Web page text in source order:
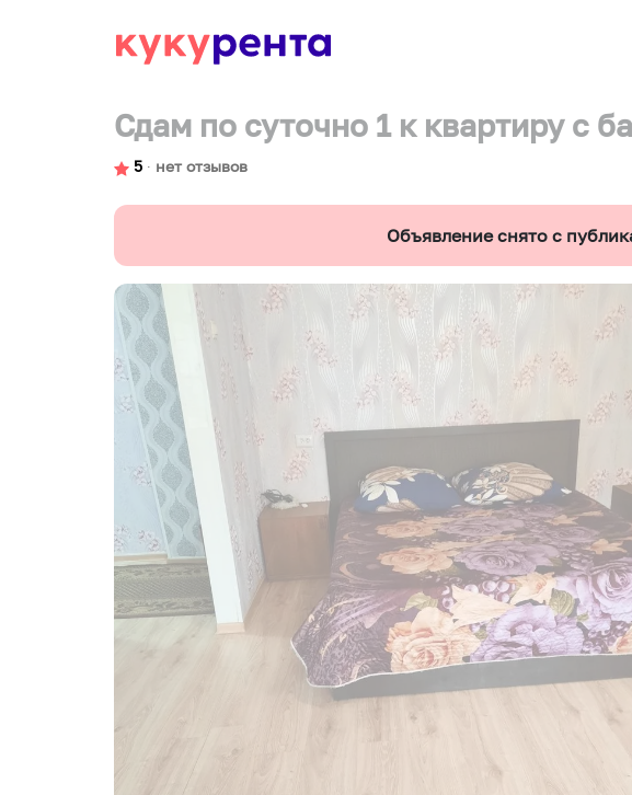
Сдам по суточно 1 к квартиру с
5 ∙ нет отзывов
Объявление снято с